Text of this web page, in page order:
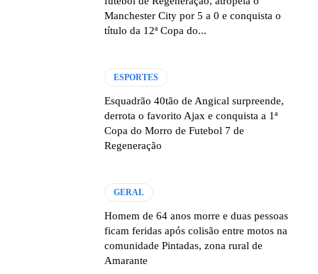
Manchester City por 5 a 0 e conquista o
título da 12ª Copa do...
ESPORTES
Esquadrão 40tão de Angical surpreende,
derrota o favorito Ajax e conquista a 1ª
Copa do Morro de Futebol 7 de
Regeneração
GERAL
Homem de 64 anos morre e duas pessoas
ficam feridas após colisão entre motos na
comunidade Pintadas, zona rural de
Amarante